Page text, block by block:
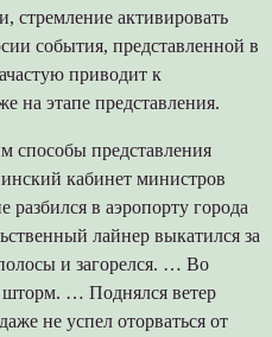
стремление активировать
события, представленной в
приводит к
на этапе представления.
способы представления
кабинет министров
разбился в аэропорту города
лайнер выкатился за
и загорелся. … Во
шторм. … Поднялся ветер
не успел оторваться от